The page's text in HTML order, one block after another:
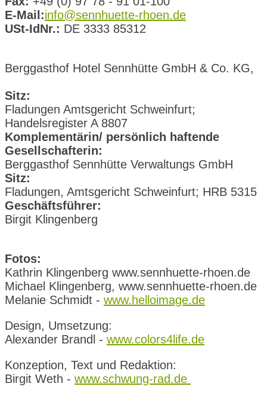
E-Mail:info@sennhuette-rhoen.de
USt-IdNr.: DE 3333 85312
Berggasthof Hotel Sennhütte GmbH & Co. KG,
Sitz:
Fladungen Amtsgericht Schweinfurt;
Handelsregister A 8807
Komplementärin/ persönlich haftende
Gesellschafterin:
Berggasthof Sennhütte Verwaltungs GmbH
Sitz:
Fladungen, Amtsgericht Schweinfurt; HRB 5315
Geschäftsführer:
Birgit Klingenberg
Fotos:
Kathrin Klingenberg www.sennhuette-rhoen.de
Michael Klingenberg, www.sennhuette-rhoen.de
Melanie Schmidt - www.helloimage.de
Design, Umsetzung:
Alexander Brandl - www.colors4life.de
Konzeption, Text und Redaktion:
Birgit Weth - www.schwung-rad.de